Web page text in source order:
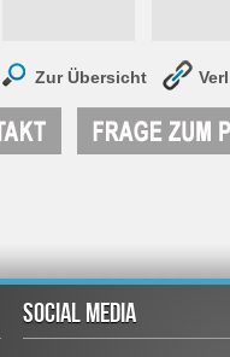
Zur Übersicht
SOCIAL MEDIA